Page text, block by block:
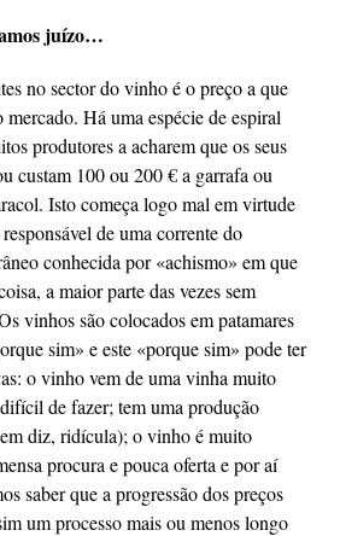
juízo…
no sector do vinho é o preço a que
Há uma espécie de espiral
produtores a acharem que os seus
custam 100 ou 200 € a garrafa ou
Isto começa logo mal em virtude
de uma corrente do
conhecida por «achismo» em que
a maior parte das vezes sem
vinhos são colocados em patamares
sim» e este «porque sim» pode ter
o vinho vem de uma vinha muito
de fazer; tem uma produção
diz, ridícula); o vinho é muito
procura e pouca oferta e por aí
saber que a progressão dos preços
um processo mais ou menos longo